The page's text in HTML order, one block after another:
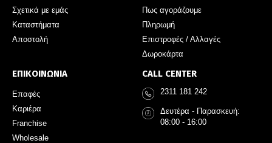
Σχετικά με εμάς
Καταστήματα
Αποστολή
Πως αγοράζουμε
Πληρωμή
Επιστροφές / Αλλαγές
Δωροκάρτα
ΕΠΙΚΟΙΝΩΝΙΑ
Επαφές
Καριέρα
Franchise
Wholesale
CALL CENTER
2311 181 242
Δευτέρα - Παρασκευή:
08:00 - 16:00